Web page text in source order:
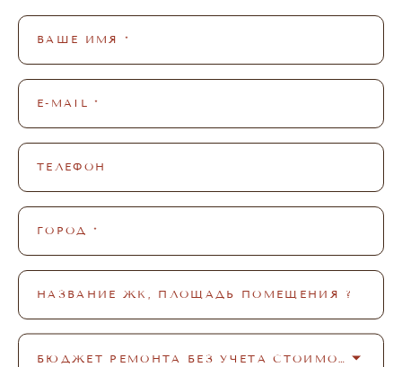
ВАШЕ ИМЯ *
E-MAIL *
ТЕЛЕФОН
ГОРОД *
НАЗВАНИЕ ЖК, ПЛОЩАДЬ ПОМЕЩЕНИЯ ?
БЮДЖЕТ РЕМОНТА БЕЗ УЧЕТА СТОИМОСТИ СТРОИТЕЛЬНЫХ РАБОТ